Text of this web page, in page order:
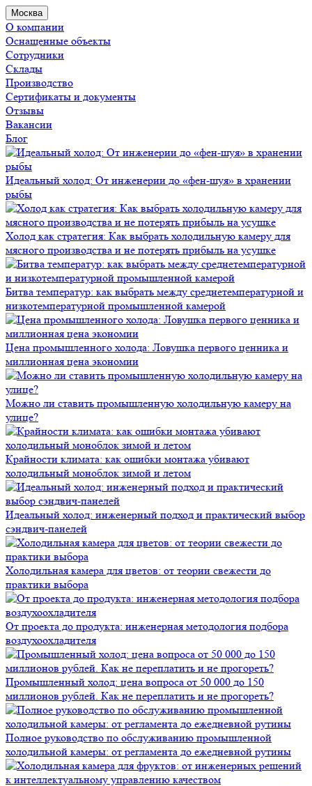
Москва
О компании
Оснащенные объекты
Сотрудники
Склады
Производство
Сертификаты и документы
Отзывы
Вакансии
Блог
Идеальный холод: От инженерии до «фен-шуя» в хранении
рыбы
Холод как стратегия: Как выбрать холодильную камеру для
мясного производства и не потерять прибыль на усушке
Битва температур: как выбрать между среднетемпературной и
низкотемпературной промышленной камерой
Цена промышленного холода: Ловушка первого ценника и
миллионная цена экономии
Можно ли ставить промышленную холодильную камеру на
улице?
Крайности климата: как ошибки монтажа убивают
холодильный моноблок зимой и летом
Идеальный холод: инженерный подход и практический выбор
сэндвич-панелей
Холодильная камера для цветов: от теории свежести до
практики выбора
От проекта до продукта: инженерная методология подбора
воздухоохладителя
Промышленный холод: цена вопроса от 50 000 до 150
миллионов рублей. Как не переплатить и не прогореть?
Полное руководство по обслуживанию промышленной
холодильной камеры: от регламента до ежедневной рутины